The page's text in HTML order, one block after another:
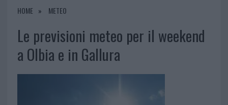
HOME METEO
Le previsioni meteo per il weekend
a Olbia e in Gallura